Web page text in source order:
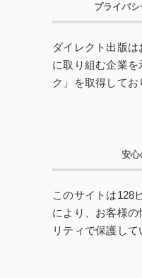
プライバ
ダイレクト出版
に取り組む企業
ク」を取得してお
安
このサイトは128
により、お客様の
リティで保護して